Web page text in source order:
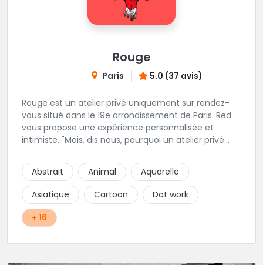
Rouge
Paris 5.0 (37 avis)
Rouge est un atelier privé uniquement sur rendez-
vous situé dans le 19e arrondissement de Paris. Red
vous propose une expérience personnalisée et
intimiste. "Mais, dis nous, pourquoi un atelier privé
qualité de service à tous les tatoué(e)s. L'intérêt est
de prendre son temps, faire les bons choix, et
toujours se donner à 1000 %. Sans oublier, une
hygiène irréprochable. La bonne humeur, l'échange,
le respect, faire un travail personnalisé et toujours de
qualité, sont les mots d'ordre dans cet atelier. " Si
Abstrait Animal
Aquarelle
Asiatique
Cartoon
Dot work
+ 16